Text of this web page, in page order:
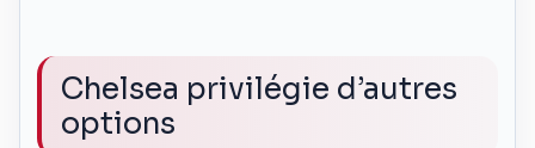
Chelsea privilégie d’autres
options